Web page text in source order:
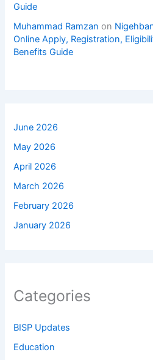
Guide
Muhammad Ramzan on
Online Apply, Registration,
Benefits Guide
June 2026
May 2026
April 2026
March 2026
February 2026
January 2026
Categories
BISP Updates
Education